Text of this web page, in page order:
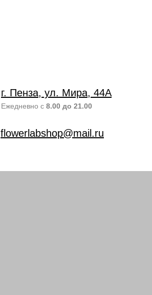
г. Пенза, ул. Мира, 44А
Ежедневно с 8.00 до 21.00
flowerlabshop@mail.ru